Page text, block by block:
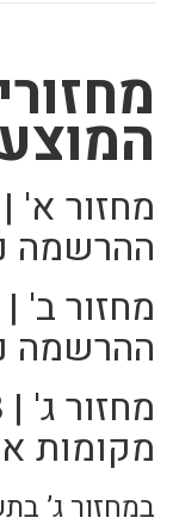
ההרשמה
ההרשמה
מקומות